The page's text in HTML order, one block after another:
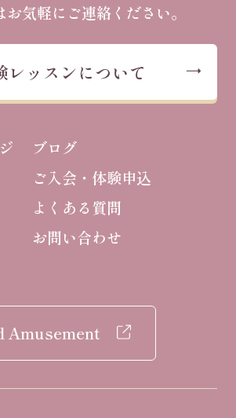
お気軽にご連絡ください。
レッスンについて
ブログ
ご入会・体験申込
よくある質問
お問い合わせ
Amusement